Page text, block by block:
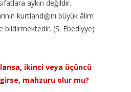
aykırı değildir.
kurtlandığını büyük âlim
(S. Ebediyye)
ikinci veya üçüncü
mahzuru olur mu?